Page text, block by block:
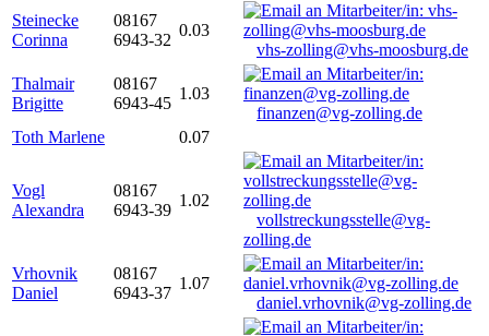
Steinecke
Corinna
08167
6943-32
0.03
vhs-zolling@vhs-moosburg.de
Thalmair
Brigitte
08167
6943-45
1.03
finanzen@vg-zolling.de
Toth Marlene
0.07
Vogl
Alexandra
08167
6943-39
1.02
vollstreckungsstelle@vg-
zolling.de
Vrhovnik
Daniel
08167
6943-37
1.07
daniel.vrhovnik@vg-zolling.de